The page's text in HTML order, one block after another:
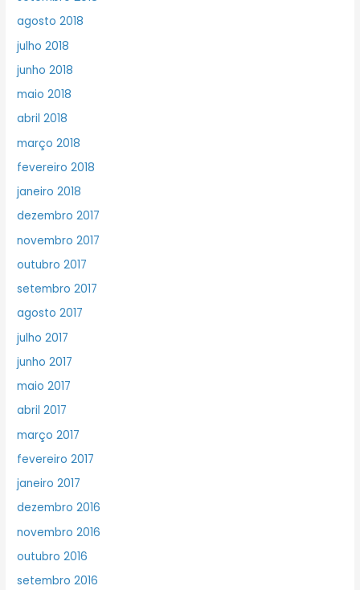
agosto 2018
julho 2018
junho 2018
maio 2018
abril 2018
março 2018
fevereiro 2018
janeiro 2018
dezembro 2017
novembro 2017
outubro 2017
setembro 2017
agosto 2017
julho 2017
junho 2017
maio 2017
abril 2017
março 2017
fevereiro 2017
janeiro 2017
dezembro 2016
novembro 2016
outubro 2016
setembro 2016